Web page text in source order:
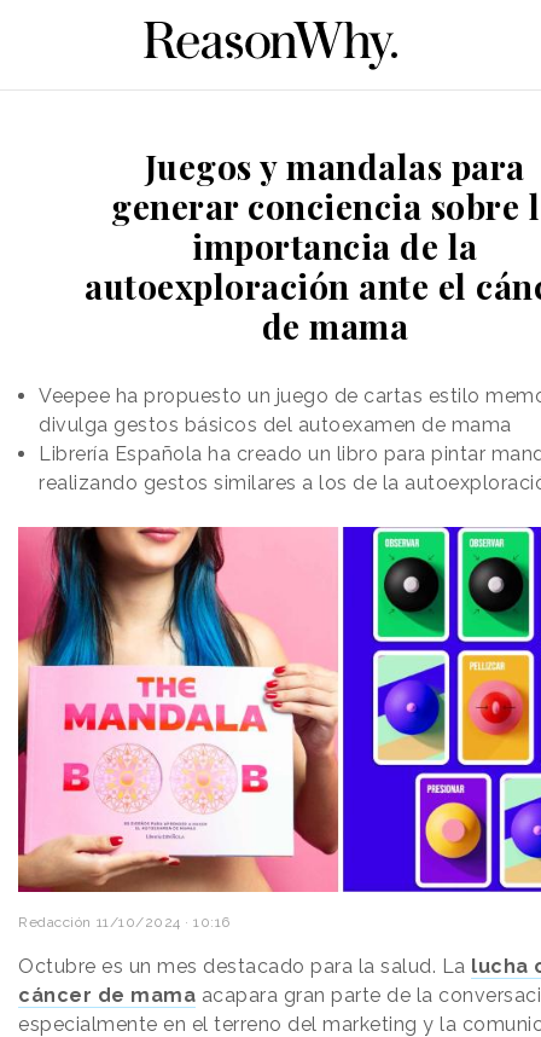
Juegos y mandalas para
generar conciencia sobre
importancia de la
autoexploración ante el
de mama
Veepee ha propuesto un juego de cartas estilo
divulga gestos básicos del autoexamen de mama
Librería Española ha creado un libro para pintar
realizando gestos similares a los de la
Redacción 11/10/2024 · 10:16
Octubre es un mes destacado para la salud. La lucha
cáncer de mama acapara gran parte de la
especialmente en el terreno del marketing y la